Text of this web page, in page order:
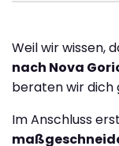
Weil wir wissen,
nach Nova
beraten wir dich
Im Anschluss